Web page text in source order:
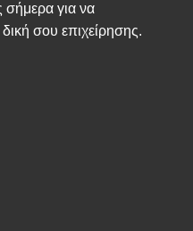
σήμερα για να
σου επιχείρησης.